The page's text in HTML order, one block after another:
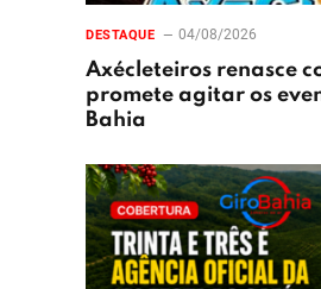
DESTAQUE 04/08/2026
Axécleteiros renasce
promete agitar os
Bahia